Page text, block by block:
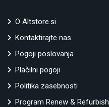
O Altstore.si
Kontaktirajte nas
Pogoji poslovanja
Plačilni pogoji
Politika zasebnosti
Program Renew & Refurbish